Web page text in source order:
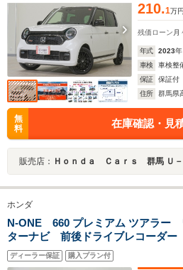
210.1万円
残価ローン 月
年式 2023年
車検
車検整
保証
保証付
住所
群馬県
無
料
在庫確認・見
販売店： Ｈｏｎｄａ Ｃａｒｓ 群馬 Ｕ－
ホンダ
N-ONE 660 プレミアム ツアラー
ターナビ 前後ドライブレコーダ
LEDオートライト オートハイビー
きACC レーンキープアシスト サ
ディーラー保証 購入プラン付